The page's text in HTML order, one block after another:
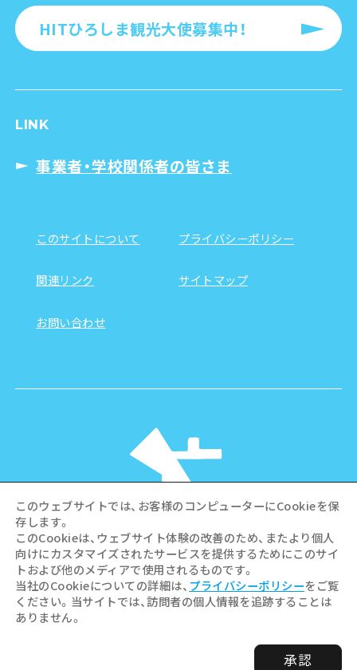
HITひろしま観光大使募集中！
LINK
事業者・学校関係者の皆さま
このサイトについて プライバシーポリシー
関連リンク サイトマップ
お問い合わせ
©Hiroshima Tourism Association /
Hiroshima Prefecture / Hiroshima City .
All rights reserved
このウェブサイトでは、お客様のコンピューターにCookieを保
存します。
このCookieは、ウェブサイト体験の改善のため、またより個人
向けにカスタマイズされたサービスを提供するためにこのサイ
トおよび他のメディアで使用されるものです。
当社のCookieについての詳細は、 プライバシーポリシーをご覧
ください。当サイトでは、訪問者の個人情報を追跡することは
ありません。
承認